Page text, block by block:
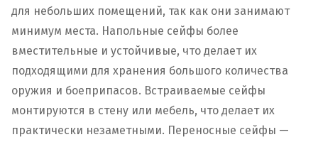
для небольших помещений, так как они занимают
минимум места. Напольные сейфы более
вместительные и устойчивые, что делает их
подходящими для хранения большого количества
оружия и боеприпасов. Встраиваемые сейфы
монтируются в стену или мебель, что делает их
практически незаметными. Переносные сейфы —